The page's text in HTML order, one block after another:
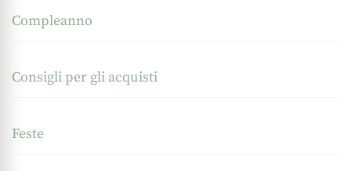
Compleanno
Consigli per gli acquisti
Feste